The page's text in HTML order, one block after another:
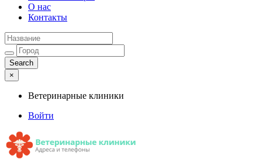
О нас
Контакты
×
Ветеринарные клиники
Войти